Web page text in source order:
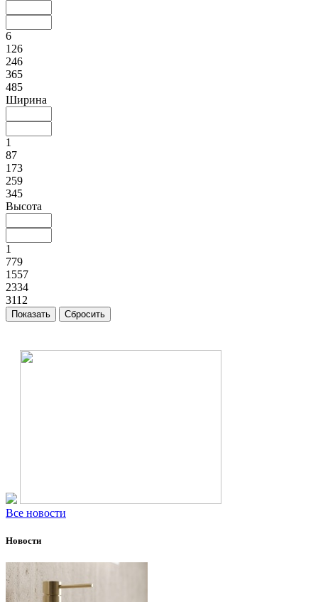
6
126
246
365
485
Ширина
1
87
173
259
345
Высота
1
779
1557
2334
3112
Все новости
Новости